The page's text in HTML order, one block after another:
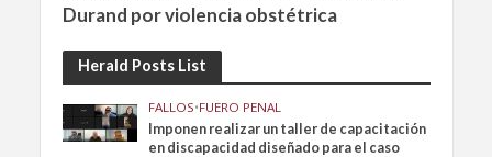
Durand por violencia obstétrica
Herald Posts List
FALLOS•FUERO PENAL
Imponen realizar un taller de capacitación
en discapacidad diseñado para el caso